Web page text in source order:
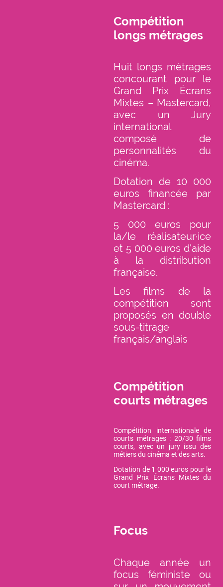
Compétition
longs métrages
Huit longs métrages
concourant pour le
Grand Prix Écrans
Mixtes – Mastercard,
avec un Jury
international
composé de
personnalités du
cinéma.
Dotation de 10 000
euros financée par
Mastercard :
5 000 euros pour
la/le réalisateur·ice
et 5 000 euros d'aide
à la distribution
française.
Les films de la
compétition sont
proposés en double
sous-titrage
français/anglais
Compétition
courts métrages
Compétition internationale de
courts métrages : 20/30 films
courts, avec un jury issu des
métiers du cinéma et des arts.
Dotation de 1 000 euros pour le
Grand Prix Écrans Mixtes du
court métrage.
Focus
Chaque année un
focus féministe ou